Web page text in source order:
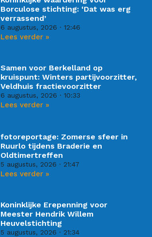
Borculose stichting: ‘Dat was erg
verrassend’
6 augustus, 2026 12:46
Lees verder »
Samen voor Berkelland op
kruispunt: Winters partijvoorzitter,
Veldhuis fractievoorzitter
6 augustus, 2026 10:33
Lees verder »
fotoreportage: Zomerse sfeer in
Ruurlo tijdens Braderie en
Oldtimertreffen
5 augustus, 2026 21:47
Lees verder »
Koninklijke Erepenning voor
Meester Hendrik Willem
Heuvelstichting
5 augustus, 2026 21:34